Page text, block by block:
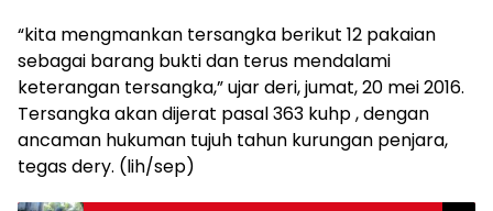
“kita mengmankan tersangka berikut 12 pakaian
sebagai barang bukti dan terus mendalami
keterangan tersangka,” ujar deri, jumat, 20 mei 2016.
Tersangka akan dijerat pasal 363 kuhp , dengan
ancaman hukuman tujuh tahun kurungan penjara,
tegas dery. (lih/sep)